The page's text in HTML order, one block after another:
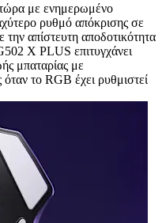
με ενημερωμένο
ρυθμό απόκρισης σε
απίστευτη αποδοτικότητα
X PLUS επιτυγχάνει
μπαταρίας με
το RGB έχει ρυθμιστεί